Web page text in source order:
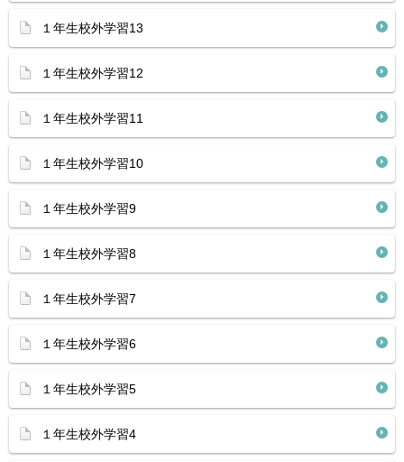
１年生校外学習13
１年生校外学習12
１年生校外学習11
１年生校外学習10
１年生校外学習9
１年生校外学習8
１年生校外学習7
１年生校外学習6
１年生校外学習5
１年生校外学習4